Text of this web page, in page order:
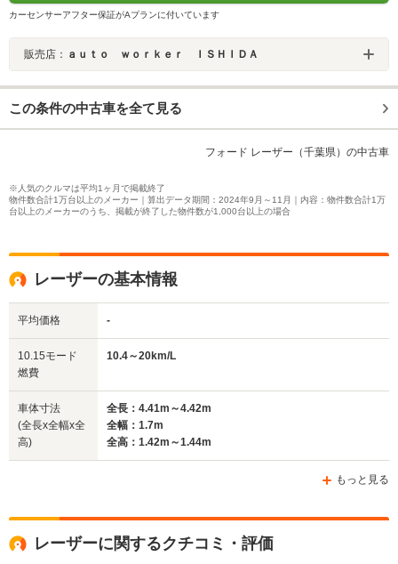
カーセンサーアフター保証がAプランに付いています
販売店： ａｕｔｏ ｗｏｒｋｅｒ ＩＳＨＩＤＡ
この条件の中古車を全て見る
フォード レーザー（千葉県）の中古車
※人気のクルマは平均1ヶ月で掲載終了
物件数合計1万台以上のメーカー｜算出データ期間：2024年9月～11月｜内容：物件数合計1万
台以上のメーカーのうち、掲載が終了した物件数が1,000台以上の場合
レーザーの基本情報
平均価格 -
10.15モード
燃費
10.4～20km/L
車体寸法
(全長x全幅x全
高)
全長：4.41m～4.42m
全幅：1.7m
全高：1.42m～1.44m
もっと見る
レーザーに関するクチコミ・評価